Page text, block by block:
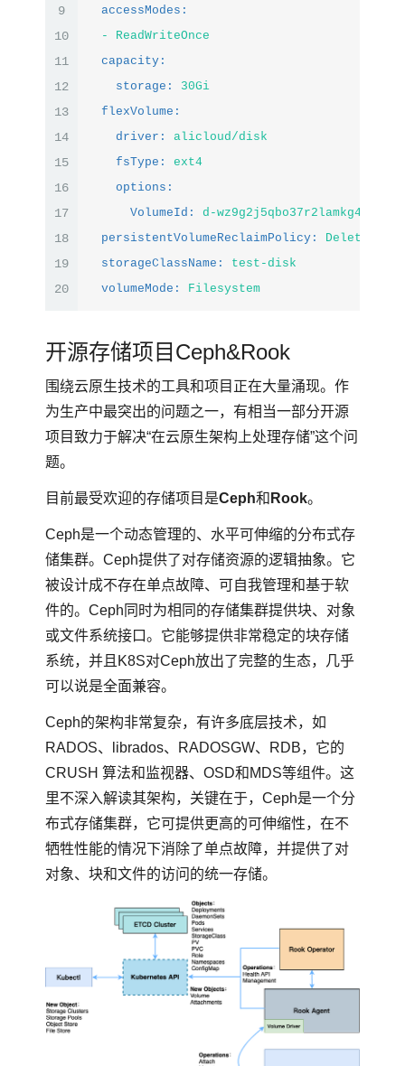
9
10
11
12
13
14
15
16
17
18
19
20
accessModes:
-
ReadWriteOnce
capacity:
storage:
30Gi
flexVolume:
driver:
alicloud/disk
fsType:
ext4
options:
VolumeId:
d-wz9g2j5qbo37r2lamkg4
persistentVolumeReclaimPolicy:
Delete
storageClassName:
test-disk
volumeMode:
Filesystem
开源存储项目Ceph&Rook
围绕云原生技术的工具和项目正在大量涌现。作
为生产中最突出的问题之一，有相当一部分开源
项目致力于解决“在云原生架构上处理存储”这个问
题。
目前最受欢迎的存储项目是Ceph和 Rook。
Ceph是一个动态管理的、水平可伸缩的分布式存
储集群。Ceph提供了对存储资源的逻辑抽象。它
被设计成不存在单点故障、可自我管理和基于软
件的。Ceph同时为相同的存储集群提供块、对象
或文件系统接口。它能够提供非常稳定的块存储
系统，并且K8S对Ceph放出了完整的生态，几乎
可以说是全面兼容。
Ceph的架构非常复杂，有许多底层技术，如
RADOS、librados、RADOSGW、RDB，它的
CRUSH 算法和监视器、OSD和MDS等组件。这
里不深入解读其架构，关键在于，Ceph是一个分
布式存储集群，它可提供更高的可伸缩性，在不
牺牲性能的情况下消除了单点故障，并提供了对
对象、块和文件的访问的统一存储。